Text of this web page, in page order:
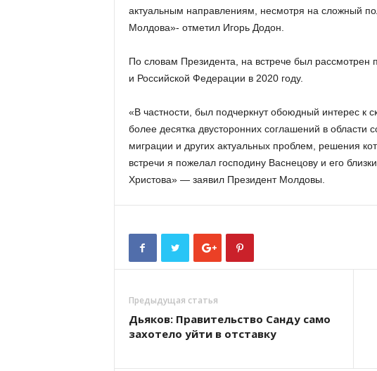
актуальным направлениям, несмотря на сложный
Молдова»- отметил Игорь Додон.
По словам Президента, на встрече был рассмотрен
и Российской Федерации в 2020 году.
«В частности, был подчеркнут обоюдный интерес к
более десятка двусторонних соглашений в области
миграции и других актуальных проблем, решения
встречи я пожелал господину Васнецову и его
Христова» — заявил Президент Молдовы.
Предыдущая статья
Дьяков: Правительство Санду само
захотело уйти в отставку